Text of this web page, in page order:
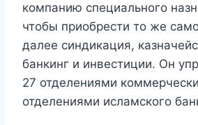
компанию специального
чтобы приобрести то же
далее синдикация,
банкинг и инвестиции. Он
27 отделениями
отделениями исламского